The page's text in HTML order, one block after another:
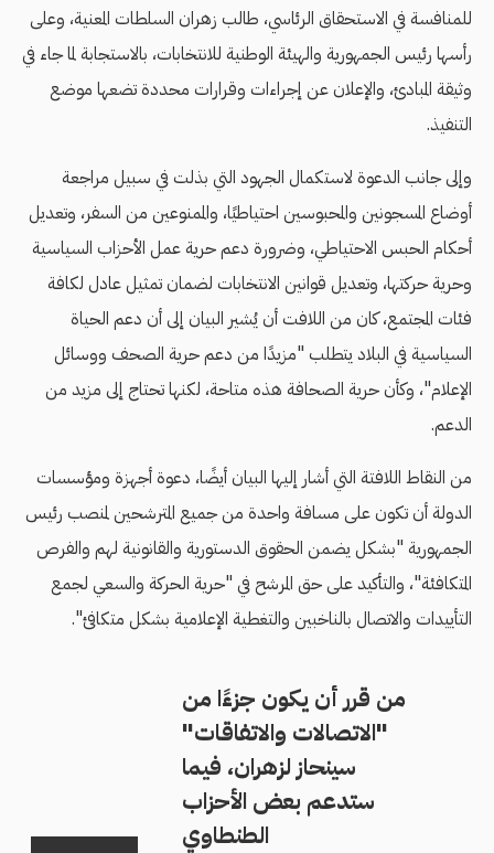
للمنافسة في الاستحقاق الرئاسي، طالب زهران السلطات المعنية، وعلى
رأسها رئيس الجمهورية والهيئة الوطنية للانتخابات، بالاستجابة لما جاء في
وثيقة المبادئ، والإعلان عن إجراءات وقرارات محددة تضعها موضع
التنفيذ.
وإلى جانب الدعوة لاستكمال الجهود التي بذلت في سبيل مراجعة
أوضاع المسجونين والمحبوسين احتياطيًا، والممنوعين من السفر، وتعديل
أحكام الحبس الاحتياطي، وضرورة دعم حرية عمل الأحزاب السياسية
وحرية حركتها، وتعديل قوانين الانتخابات لضمان تمثيل عادل لكافة
فئات المجتمع، كان من اللافت أن يُشير البيان إلى أن دعم الحياة
السياسية في البلاد يتطلب "مزيدًا من دعم حرية الصحف ووسائل
الإعلام"، وكأن حرية الصحافة هذه متاحة، لكنها تحتاج إلى مزيد من
الدعم.
من النقاط اللافتة التي أشار إليها البيان أيضًا، دعوة أجهزة ومؤسسات
الدولة أن تكون على مسافة واحدة من جميع المترشحين لمنصب رئيس
الجمهورية "بشكل يضمن الحقوق الدستورية والقانونية لهم والفرص
المتكافئة"، والتأكيد على حق المرشح في "حرية الحركة والسعي لجمع
التأييدات والاتصال بالناخبين والتغطية الإعلامية بشكل متكافئ".
من قرر أن يكون جزءًا من
"الاتصالات والاتفاقات"
سينحاز لزهران، فيما
ستدعم بعض الأحزاب
الطنطاوي